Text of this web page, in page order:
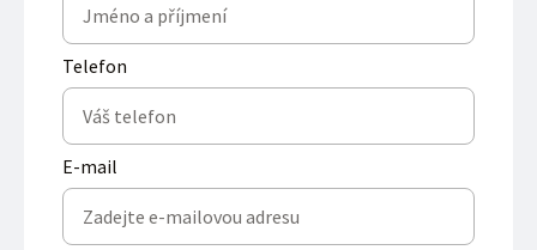
Telefon
E-mail